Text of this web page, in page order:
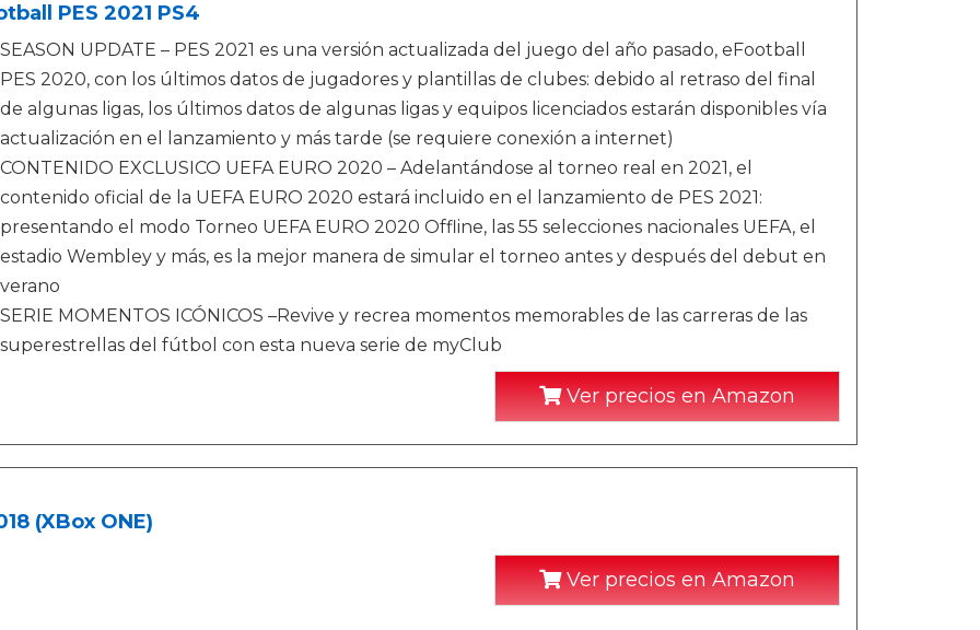
PES 2021 PS4
SEASON UPDATE – PES 2021 es una versión actualizada del juego del año pasado, eFootball
PES 2020, con los últimos datos de jugadores y plantillas de clubes: debido al retraso del final
de algunas ligas, los últimos datos de algunas ligas y equipos licenciados estarán disponibles vía
actualización en el lanzamiento y más tarde (se requiere conexión a internet)
CONTENIDO EXCLUSICO UEFA EURO 2020 – Adelantándose al torneo real en 2021, el
contenido oficial de la UEFA EURO 2020 estará incluido en el lanzamiento de PES 2021:
presentando el modo Torneo UEFA EURO 2020 Offline, las 55 selecciones nacionales UEFA, el
estadio Wembley y más, es la mejor manera de simular el torneo antes y después del debut en
verano
SERIE MOMENTOS ICÓNICOS –Revive y recrea momentos memorables de las carreras de las
superestrellas del fútbol con esta nueva serie de myClub
Ver precios en Amazon
(XBox ONE)
Ver precios en Amazon